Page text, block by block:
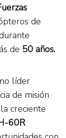
de
de 50 años.
líder
de misión
creciente
60R